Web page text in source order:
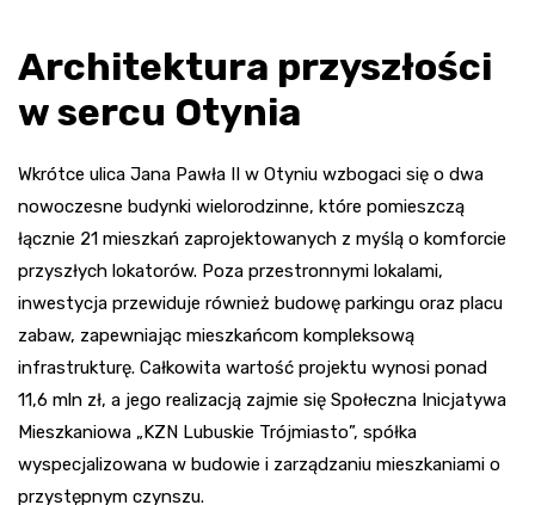
Architektura przyszłości
w sercu Otynia
Wkrótce ulica Jana Pawła II w Otyniu wzbogaci się o dwa
nowoczesne budynki wielorodzinne, które pomieszczą
łącznie 21 mieszkań zaprojektowanych z myślą o komforcie
przyszłych lokatorów. Poza przestronnymi lokalami,
inwestycja przewiduje również budowę parkingu oraz placu
zabaw, zapewniając mieszkańcom kompleksową
infrastrukturę. Całkowita wartość projektu wynosi ponad
11,6 mln zł, a jego realizacją zajmie się Społeczna Inicjatywa
Mieszkaniowa „KZN Lubuskie Trójmiasto”, spółka
wyspecjalizowana w budowie i zarządzaniu mieszkaniami o
przystępnym czynszu.